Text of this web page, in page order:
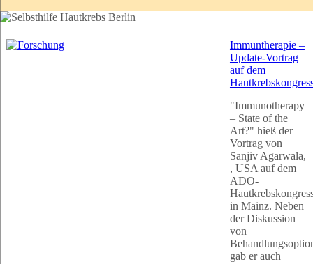
Immuntherapie –
Update-Vortrag
auf dem
"Immunotherapy
– State of the
Art?" hieß der
Vortrag von
Sanjiv Agarwala,
, USA auf dem
ADO-
in Mainz. Neben
der Diskussion
von
gab er auch